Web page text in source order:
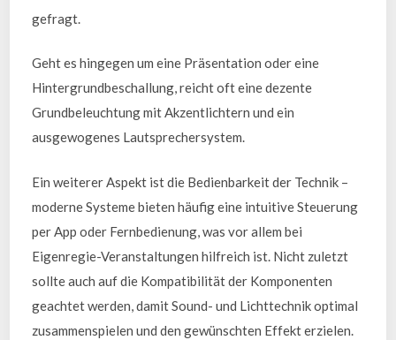
gefragt.
Geht es hingegen um eine Präsentation oder eine
Hintergrundbeschallung, reicht oft eine dezente
Grundbeleuchtung mit Akzentlichtern und ein
ausgewogenes Lautsprechersystem.
Ein weiterer Aspekt ist die Bedienbarkeit der Technik –
moderne Systeme bieten häufig eine intuitive Steuerung
per App oder Fernbedienung, was vor allem bei
Eigenregie-Veranstaltungen hilfreich ist. Nicht zuletzt
sollte auch auf die Kompatibilität der Komponenten
geachtet werden, damit Sound- und Lichttechnik optimal
zusammenspielen und den gewünschten Effekt erzielen.